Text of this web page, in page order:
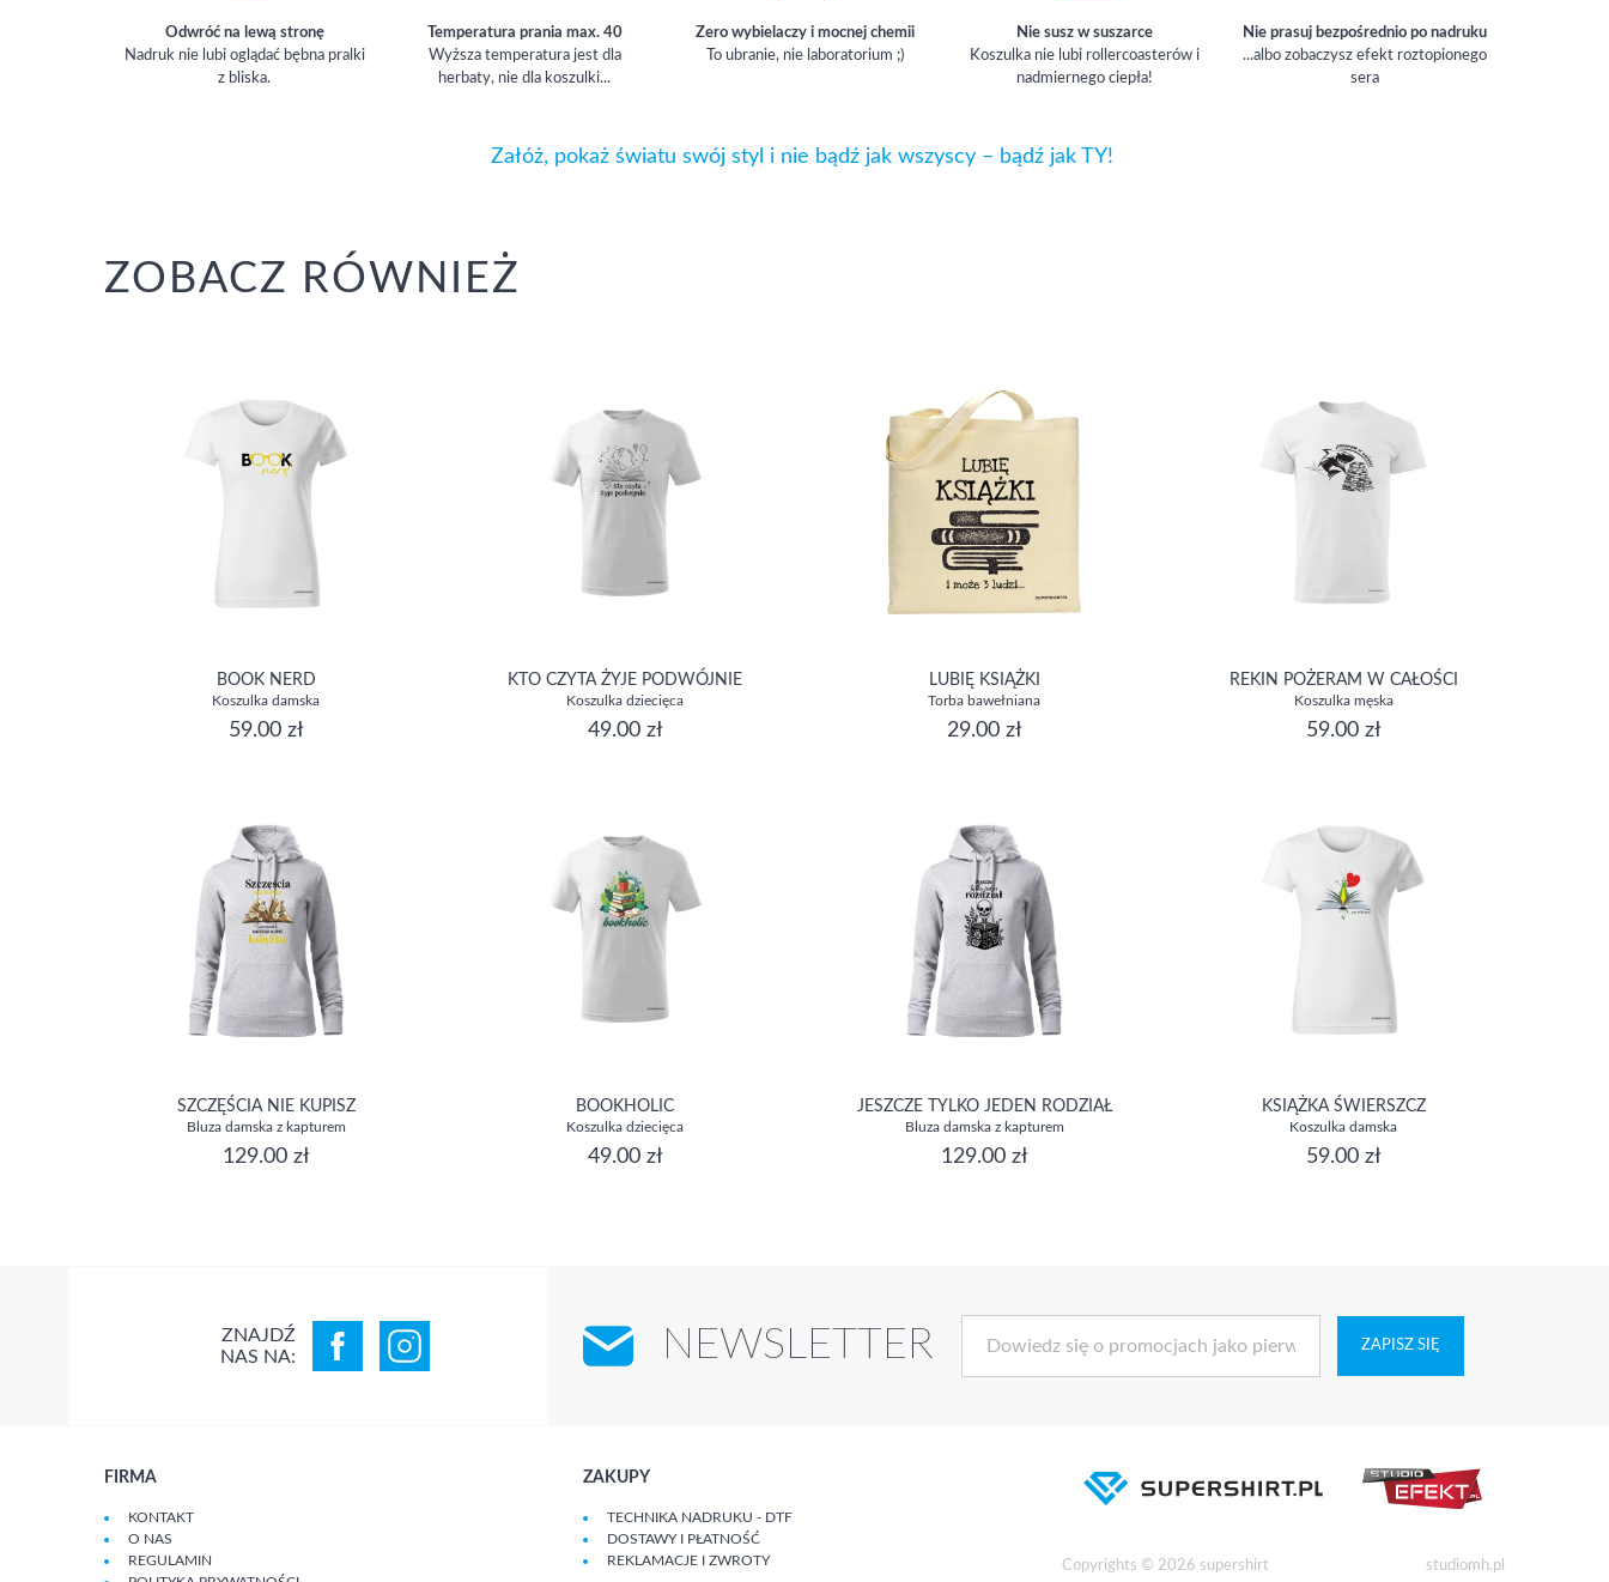
Odwróć na lewą stronę
Nadruk nie lubi oglądać bębna pralki
z bliska.
Temperatura prania max. 40
Wyższa temperatura jest dla
herbaty, nie dla koszulki...
Zero wybielaczy i mocnej chemii
To ubranie, nie laboratorium ;)
Nie susz w suszarce
Koszulka nie lubi rollercoasterów i
nadmiernego ciepła!
Nie prasuj bezpośrednio po nadruku
...albo zobaczysz efekt roztopionego
sera
Załóż, pokaż światu swój styl i nie bądź jak wszyscy – bądź jak TY!
ZOBACZ RÓWNIEŻ
BOOK NERD
Koszulka damska
59.00 zł
KTO CZYTA ŻYJE PODWÓJNIE
Koszulka dziecięca
49.00 zł
LUBIĘ KSIĄŻKI
Torba bawełniana
29.00 zł
REKIN POŻERAM W CAŁOŚCI
Koszulka męska
59.00 zł
SZCZĘŚCIA NIE KUPISZ
Bluza damska z kapturem
129.00 zł
BOOKHOLIC
Koszulka dziecięca
49.00 zł
JESZCZE TYLKO JEDEN RODZIAŁ
Bluza damska z kapturem
129.00 zł
KSIĄŻKA ŚWIERSZCZ
Koszulka damska
59.00 zł
ZNAJDŹ
NAS NA:
NEWSLETTER ZAPISZ SIĘ
FIRMA
KONTAKT
O NAS
REGULAMIN
ZAKUPY
TECHNIKA NADRUKU - DTF
DOSTAWY I PŁATNOŚĆ
REKLAMACJE I ZWROTY
Copyrights © 2026 supershirt studiomh.pl